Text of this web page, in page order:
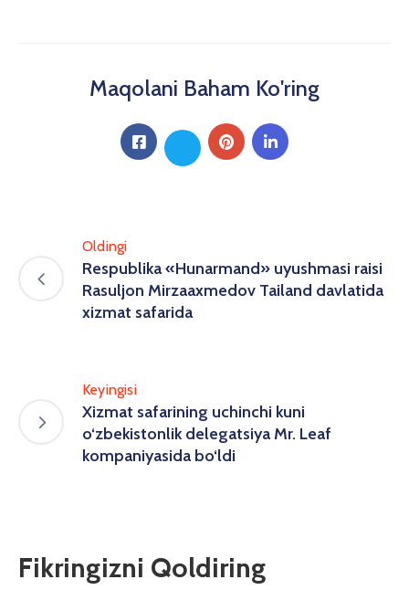
Maqolani Baham Ko'ring
Oldingi
Respublika «Hunarmand» uyushmasi raisi
Rasuljon Mirzaaxmedov Tailand davlatida
xizmat safarida
Keyingisi
Xizmat safarining uchinchi kuni
o‘zbekistonlik delegatsiya Mr. Leaf
kompaniyasida bo‘ldi
Fikringizni Qoldiring